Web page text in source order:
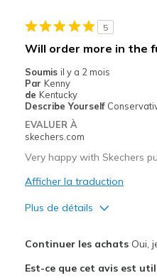
Travel
Width
Sizing
View On Shoes
Shoes
5
Will order more in the
Soumis il y a 2 mois
Par Kenny
de Kentucky
Describe Yourself
EVALUER À
skechers.com
Very happy with Skechers
Afficher la traduction
Plus de détails
Continuer les achatsOui,
Est-ce que cet avis est